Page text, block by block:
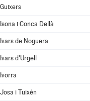
Guixers
Isona i Conca Dellà
Ivars de Noguera
Ivars d'Urgell
Ivorra
Josa i Tuixén